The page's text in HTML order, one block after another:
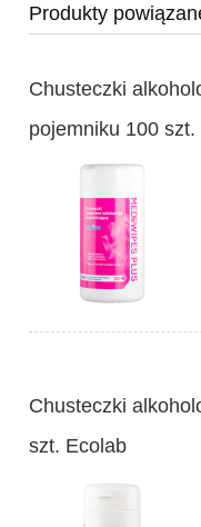
Produkty
Chusteczki
pojemniku 100
Chusteczki
szt. Ecolab